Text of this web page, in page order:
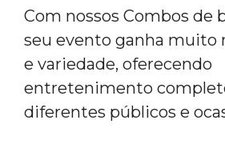
Com nossos Combos de
seu evento ganha muito
e variedade, oferecendo
entretenimento
diferentes públicos e